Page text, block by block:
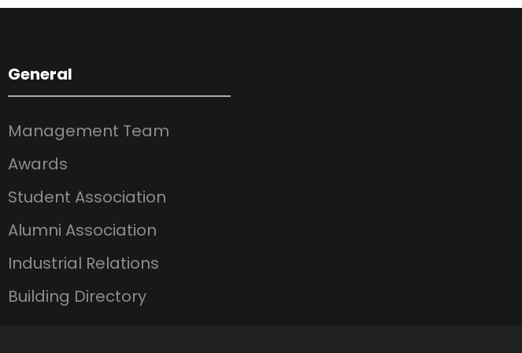
General
Management Team
Awards
Student Association
Alumni Association
Industrial Relations
Building Directory